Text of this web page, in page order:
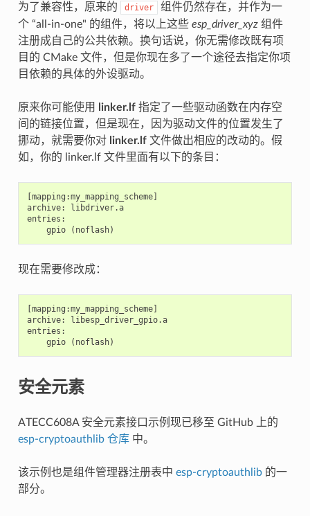
为了兼容性，原来的 driver
组件仍然存在，并作为一
个 “all-in-one" 的组件，将以上这些 esp_driver_xyz组件
注册成自己的公共依赖。换句话说，你无需修改既有项
目的 CMake 文件，但是你现在多了一个途径去指定你项
目依赖的具体的外设驱动。
原来你可能使用 linker.lf指定了一些驱动函数在内存空
间的链接位置，但是现在，因为驱动文件的位置发生了
挪动，就需要你对 linker.lf文件做出相应的改动的。假
如，你的 linker.lf 文件里面有以下的条目：
[mapping:my_mapping_scheme]
archive: libdriver.a
entries:
现在需要修改成：
[mapping:my_mapping_scheme]
archive: libesp_driver_gpio.a
entries:
安全元素
ATECC608A 安全元素接口示例现已移至 GitHub 上的
esp-cryptoauthlib 仓库中。
该示例也是组件管理器注册表中 esp-cryptoauthlib的一
部分。